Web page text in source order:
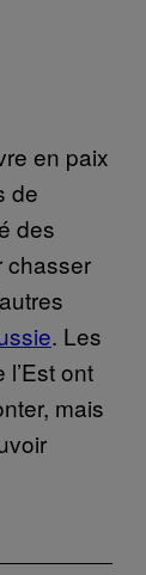
en paix
de
des
chasser
. Les
ont
mais